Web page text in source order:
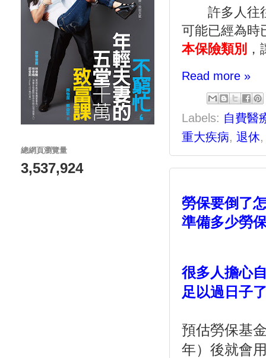
許多人往往
可能已經為時
本保險類別
Read more »
Labels: 自費醫
重大疾病, 退休
勞保要倒了
準備多少勞
很多人擔心
足以過日子
預估勞保基
年）後就會
總網頁瀏覽量
3,537,924